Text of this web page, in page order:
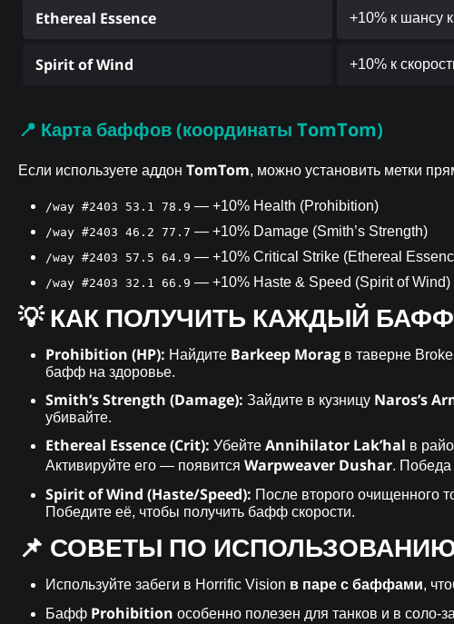
Ethereal Essence +10% к шансу
Spirit of Wind +10% к
📍 Карта баффов (координаты TomTom)
Если используете аддон TomTom, можно установить метки
/way #2403 53.1 78.9 — +10% Health (Prohibition)
/way #2403 46.2 77.7 — +10% Damage (Smith’s Strength)
/way #2403 57.5 64.9 — +10% Critical Strike (Ethereal
/way #2403 32.1 66.9 — +10% Haste & Speed (Spirit of Wind)
💡 КАК ПОЛУЧИТЬ КАЖДЫЙ БАФФ
Prohibition (HP): Найдите Barkeep Morag в таверне
бафф на здоровье.
Smith’s Strength (Damage): Зайдите в кузницу Naros’s
убивайте.
Ethereal Essence (Crit): Убейте Annihilator Lak’hal в
Активируйте его — появится Warpweaver Dushar.
Spirit of Wind (Haste/Speed): После второго очищенного
Победите её, чтобы получить бафф скорости.
📌 СОВЕТЫ ПО
Используйте забеги в Horrific Vision в паре с баффами,
Бафф Prohibition особенно полезен для танков и в соло-